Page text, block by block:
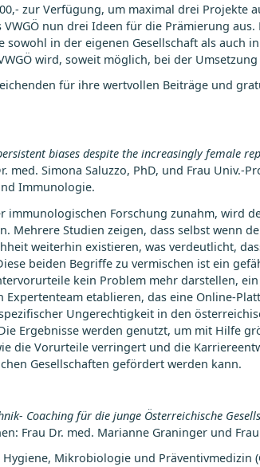
zur Verfügung, um maximal drei Projekte
nun drei Ideen für die Prämierung aus.
in der eigenen Gesellschaft als auch
wird, soweit möglich, bei der
für ihre wertvollen Beiträge und
biases despite the increasingly female
med. Simona Saluzzo, PhD, und Frau Univ.-
Immunologie.
immunologischen Forschung zunahm, wird
Mehrere Studien zeigen, dass selbst wenn
weiterhin existieren, was verdeutlicht,
beiden Begriffe zu vermischen ist ein
kein Problem mehr darstellen,
etablieren, das eine Online-
Ungerechtigkeit in den
Ergebnisse werden genutzt, um mit Hilfe
die Vorurteile verringert und die
Gesellschaften gefördert werden kann.
Coaching für die junge Österreichische
Frau Dr. med. Marianne Graninger und
Mikrobiologie und Präventivmedizin